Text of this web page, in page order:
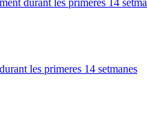
durant les primeres 14
les primeres 14 setmanes